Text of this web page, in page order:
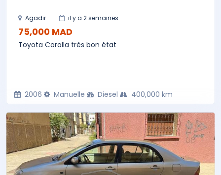
Agadir il y a 2 semaines
75,000 MAD
Toyota Corolla très bon état
2006 Manuelle Diesel 400,000 km